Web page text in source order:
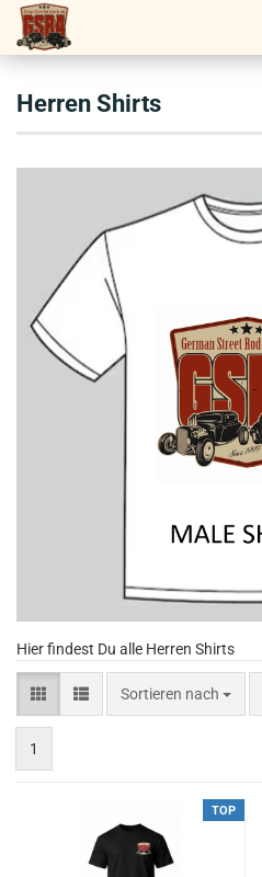
Herren Shirts
Hier findest Du alle Herren Shirts
Sortieren nach
1
TOP